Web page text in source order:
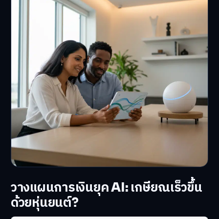
วางแผนการเงินยุค AI: เกษียณเร็วขึ้น
ด้วยหุ่นยนต์?